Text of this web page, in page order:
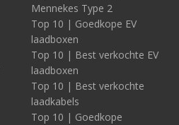
Mennekes Type 2
Top 10 | Goedkope EV
laadboxen
Top 10 | Best verkochte EV
laadboxen
Top 10 | Best verkochte
laadkabels
Top 10 | Goedkope